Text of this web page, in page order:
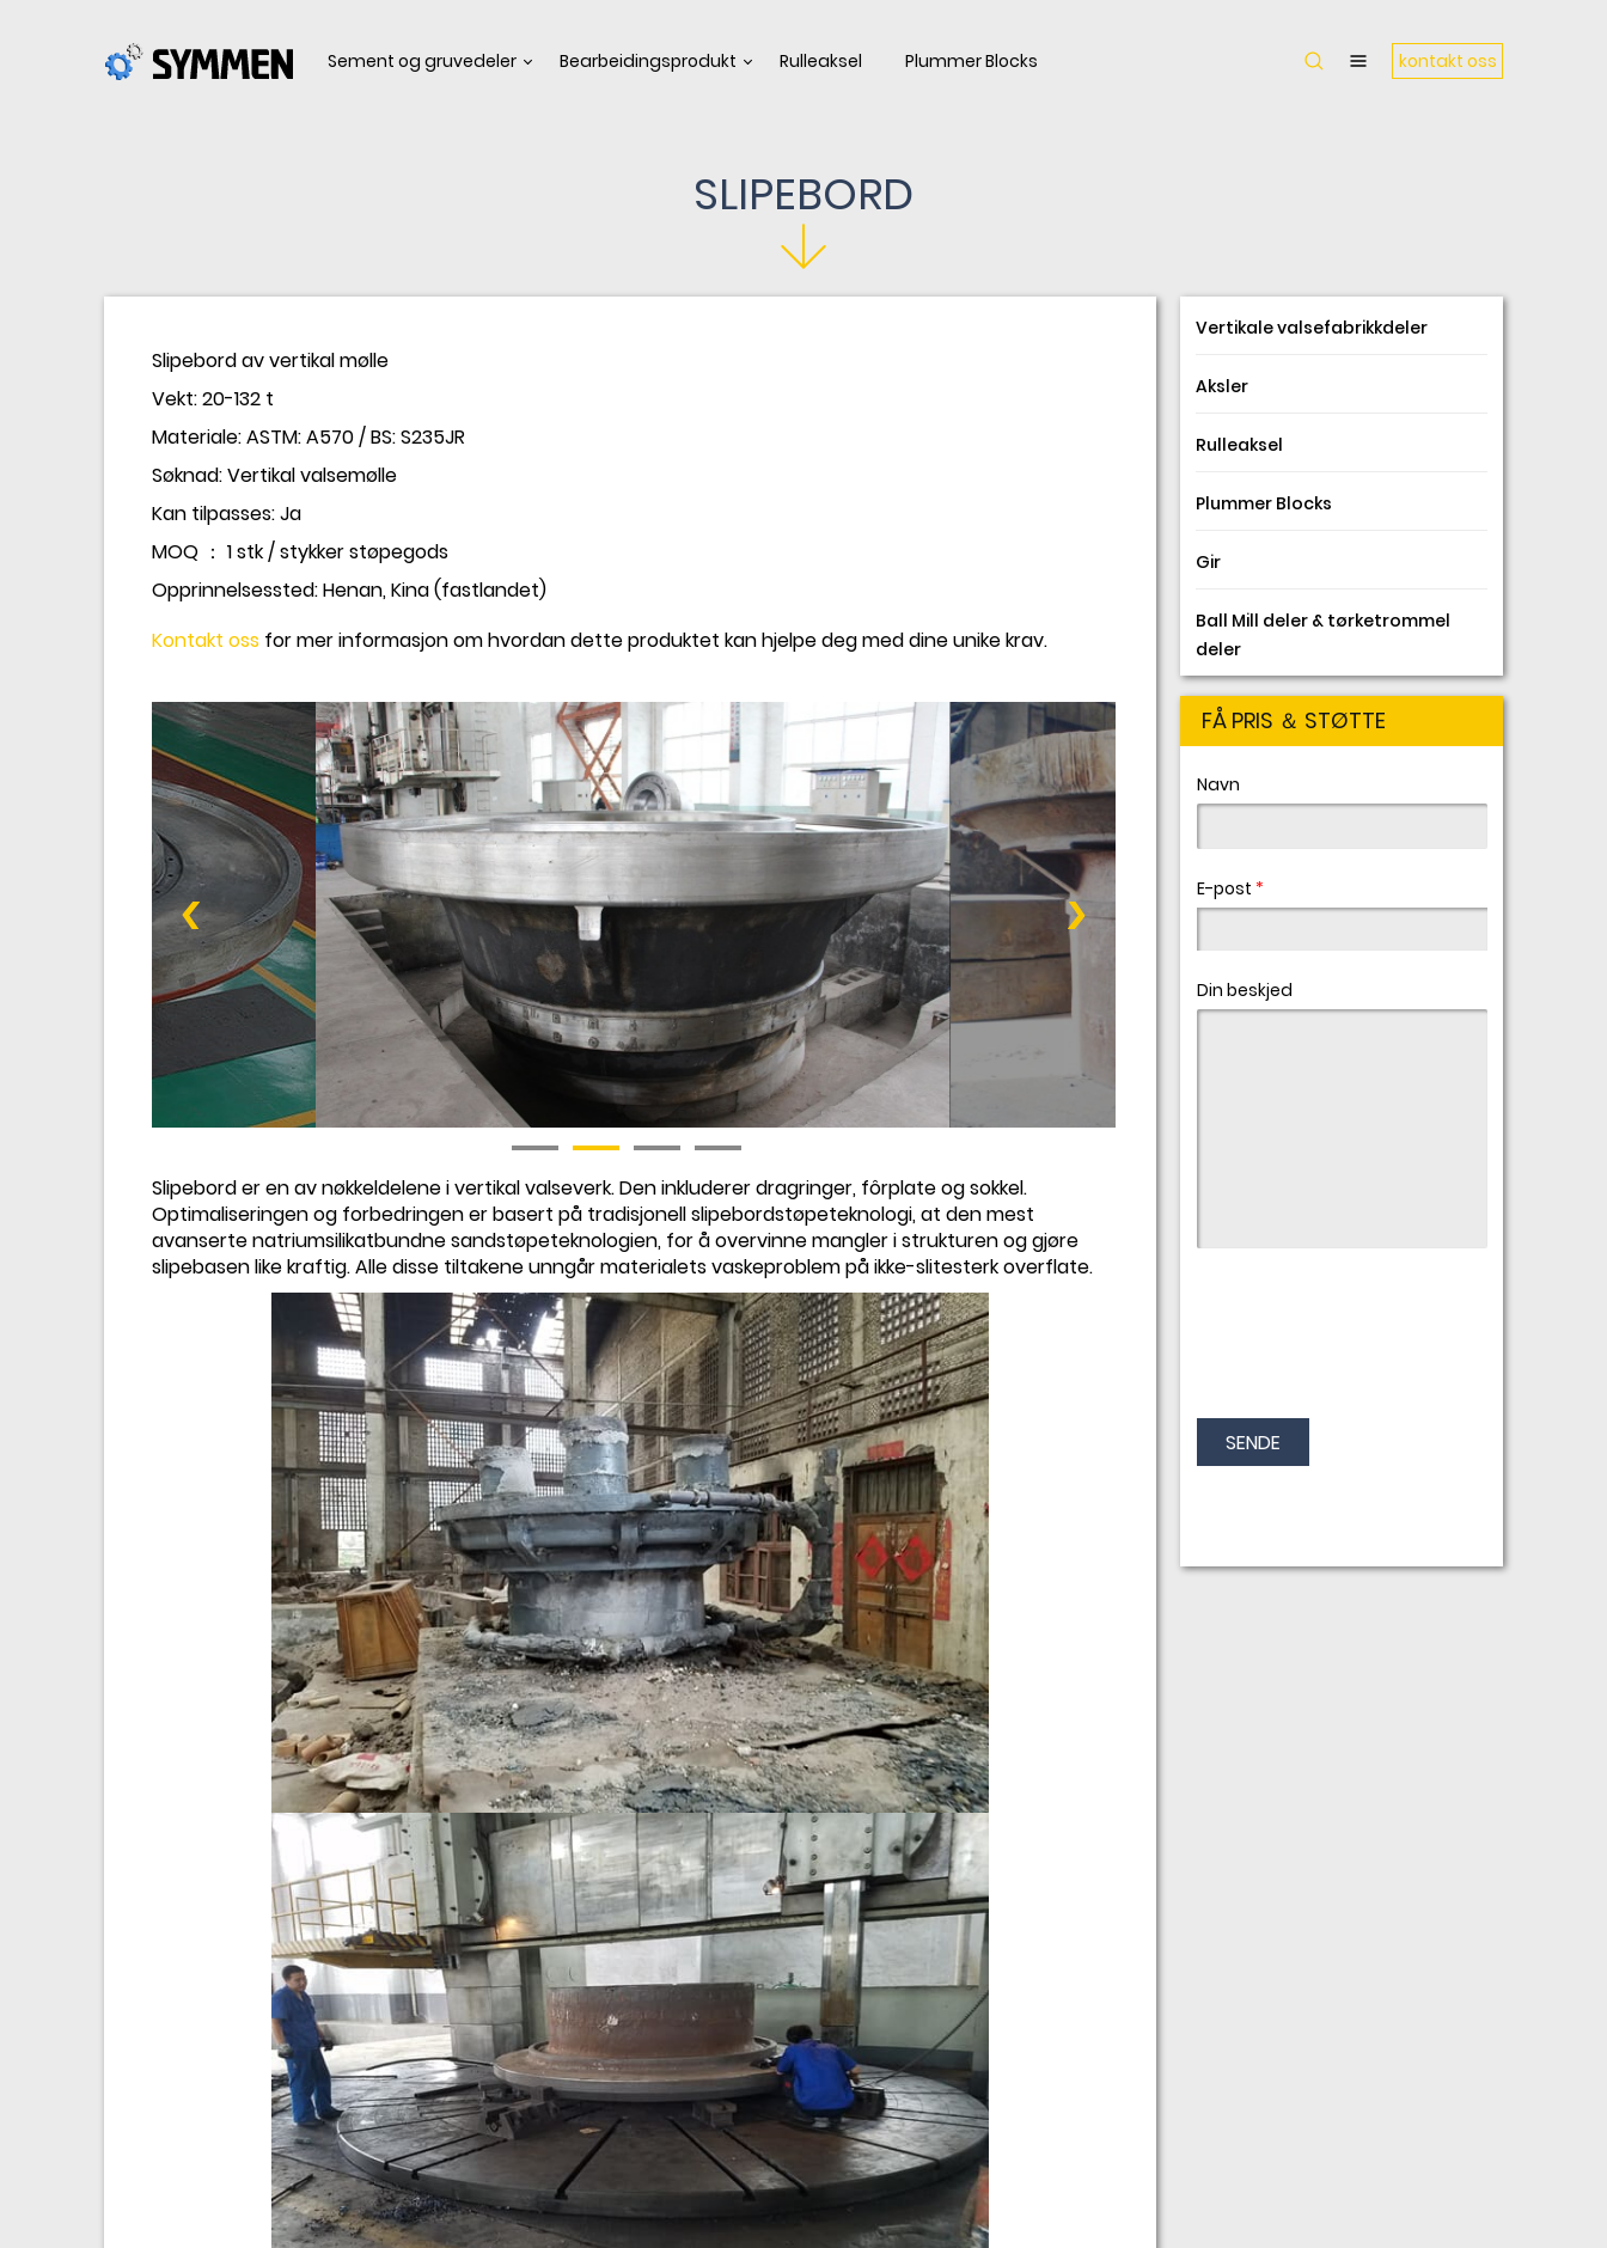
Sement og gruvedeler Bearbeidingsprodukt Rulleaksel Plummer Blocks kontakt oss
SLIPEBORD
Slipebord av vertikal mølle
Vekt: 20-132 t
Materiale: ASTM: A570 / BS: S235JR
Søknad: Vertikal valsemølle
Kan tilpasses: Ja
MOQ ： 1 stk / stykker støpegods
Opprinnelsessted: Henan, Kina (fastlandet)
Kontakt oss for mer informasjon om hvordan dette produktet kan hjelpe deg med dine unike krav.
Slipebord er en av nøkkeldelene i vertikal valseverk. Den inkluderer dragringer, fôrplate og sokkel.
Optimaliseringen og forbedringen er basert på tradisjonell slipebordstøpeteknologi, at den mest
avanserte natriumsilikatbundne sandstøpeteknologien, for å overvinne mangler i strukturen og gjøre
slipebasen like kraftig. Alle disse tiltakene unngår materialets vaskeproblem på ikke-slitesterk overflate.
Vertikale valsefabrikkdeler
Aksler
Rulleaksel
Plummer Blocks
Gir
Ball Mill deler & tørketrommel
deler
FÅ PRIS ＆ STØTTE
Navn
E-post *
Din beskjed
SENDE